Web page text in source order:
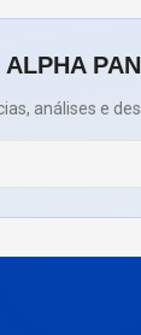
ALPHA
análises e